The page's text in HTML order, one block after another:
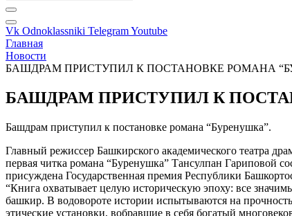
Vk Odnoklassniki TelegramYoutube
Главная
Новости
БАШДРАМ ПРИСТУПИЛ К ПОСТАНОВКЕ РОМАНА
БАШДРАМ ПРИСТУПИЛ К
Башдрам приступил к постановке романа “Буренушка”.
Главный режиссер Башкирского академического театра
первая читка романа “Буренушка” Тансулпан Гариповой
присуждена Государственная премия Республики
“Книга охватывает целую историческую эпоху: все
башкир. В водовороте истории испытываются на
этические установки, вобравшие в себя богатый